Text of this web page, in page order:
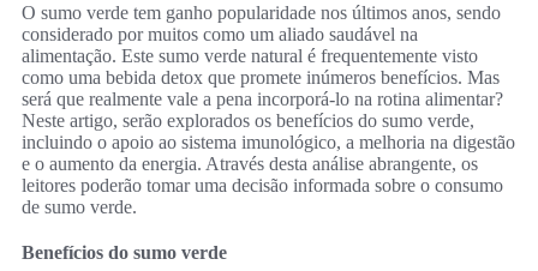
O sumo verde tem ganho popularidade nos últimos anos, sendo
considerado por muitos como um aliado saudável na
alimentação. Este sumo verde natural é frequentemente visto
como uma bebida detox que promete inúmeros benefícios. Mas
será que realmente vale a pena incorporá-lo na rotina alimentar?
Neste artigo, serão explorados os benefícios do sumo verde,
incluindo o apoio ao sistema imunológico, a melhoria na digestão
e o aumento da energia. Através desta análise abrangente, os
leitores poderão tomar uma decisão informada sobre o consumo
de sumo verde.
Benefícios do sumo verde